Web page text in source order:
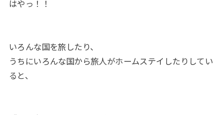
はやっ！！
いろんな国を旅したり、
うちにいろんな国から旅人がホームステイしたりしてい
ると、